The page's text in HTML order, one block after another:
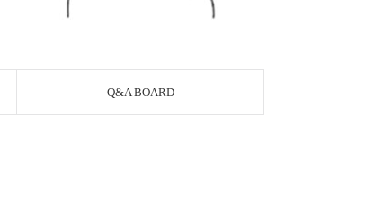
Q&A BOARD